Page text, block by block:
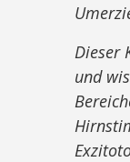
Dieser
und